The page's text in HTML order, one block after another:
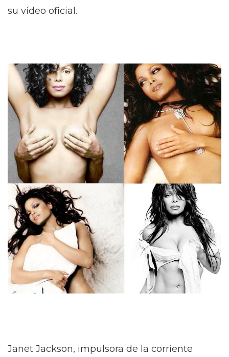
su vídeo oficial.
Janet Jackson, impulsora de la corriente